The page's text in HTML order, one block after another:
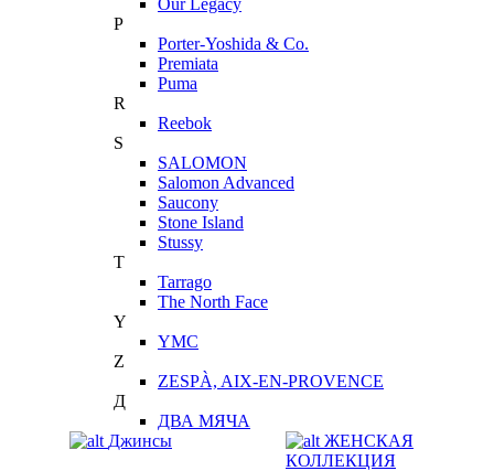
Our Legacy
P
Porter-Yoshida & Co.
Premiata
Puma
R
Reebok
S
SALOMON
Salomon Advanced
Saucony
Stone Island
Stussy
T
Tarrago
The North Face
Y
YMC
Z
ZESPÀ, AIX-EN-PROVENCE
Д
ДВА МЯЧА
Джинсы
ЖЕНСКАЯ
КОЛЛЕКЦИЯ